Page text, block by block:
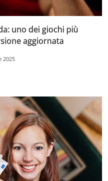
uno dei giochi più
aggiornata
2025